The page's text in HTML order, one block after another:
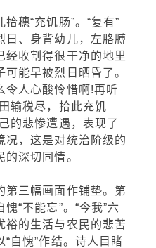
穗“充饥肠”。“复有”
日、身背幼儿，左胳膊
经收割得很干净的地里
能早被烈日晒昏了。
令人心酸怜惜啊!再听
输税尽，拾此充饥
的悲惨遭遇，表现了
况，这是对统治阶级的
深切同情。
第三幅画面作铺垫。第
“不能忘”。“今我”六
裕的生活与农民的悲苦
自愧”作结。诗人目睹